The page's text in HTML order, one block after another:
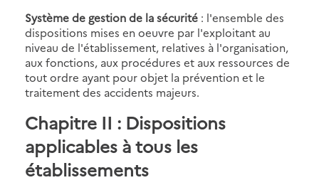
Système de gestion de la sécurité : l'ensemble des
dispositions mises en oeuvre par l'exploitant au
niveau de l'établissement, relatives à l'organisation,
aux fonctions, aux procédures et aux ressources de
tout ordre ayant pour objet la prévention et le
traitement des accidents majeurs.
Chapitre II : Dispositions
applicables à tous les
établissements